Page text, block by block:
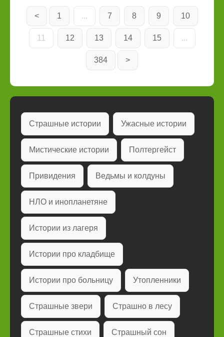
< 1 ... 7 8 9 10
11 12 13 14 15 ...
384 >
Страшные истории Ужасные истории
Мистические истории Полтергейст
Привидения Ведьмы и колдуны
НЛО и инопланетяне
Истории из лагеря
Истории про кладбище
Истории про больницу Утопленники
Страшные звери Страшно в лесу
Страшные стихи Страшный сон